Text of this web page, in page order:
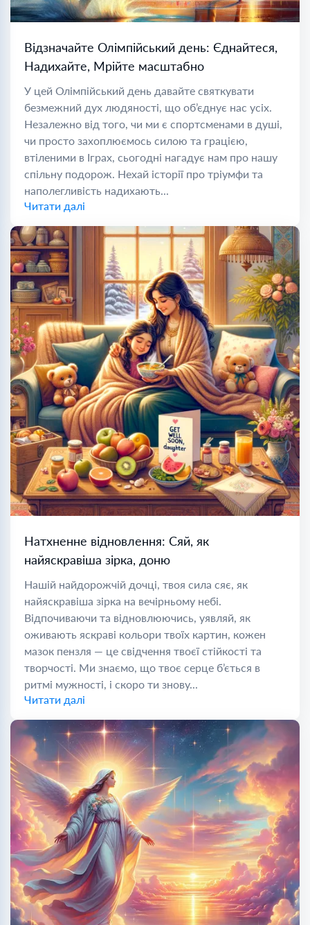
Відзначайте Олімпійський день: Єднайтеся,
Надихайте, Мрійте масштабно
У цей Олімпійський день давайте святкувати
безмежний дух людяності, що об’єднує нас усіх.
Незалежно від того, чи ми є спортсменами в душі,
чи просто захоплюємось силою та грацією,
втіленими в Іграх, сьогодні нагадує нам про нашу
спільну подорож. Нехай історії про тріумфи та
наполегливість надихають...
Читати далі
Натхненне відновлення: Сяй, як
найяскравіша зірка, доню
Нашій найдорожчій дочці, твоя сила сяє, як
найяскравіша зірка на вечірньому небі.
Відпочиваючи та відновлюючись, уявляй, як
оживають яскраві кольори твоїх картин, кожен
мазок пензля — це свідчення твоєї стійкості та
творчості. Ми знаємо, що твоє серце б’ється в
ритмі мужності, і скоро ти знову...
Читати далі